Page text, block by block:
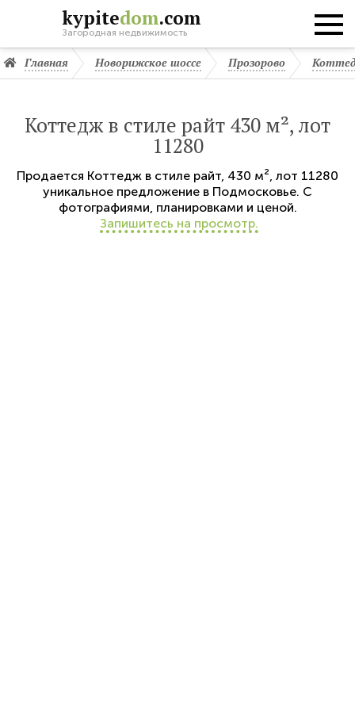
kypitedom.com
Загородная недвижимость
Главная Новорижское шоссе Прозорово
Коттедж в стиле райт 430 м², лот
11280
Продается Коттедж в стиле райт, 430 м², лот 11280
уникальное предложение в Подмосковье. С
фотографиями, планировками и ценой.
Запишитесь на просмотр.